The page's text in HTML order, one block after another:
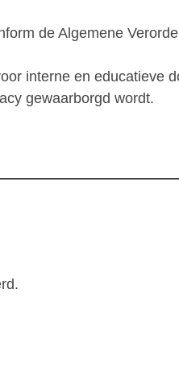
de Algemene
interne en educatieve
gewaarborgd wordt.